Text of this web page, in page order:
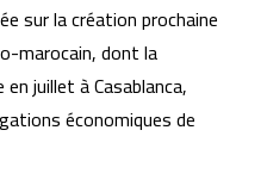
sur la création prochaine
marocain, dont la
juillet à Casablanca,
économiques de